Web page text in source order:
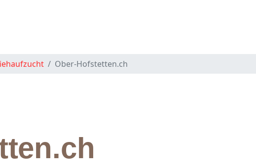
Ober-Hofstetten.ch